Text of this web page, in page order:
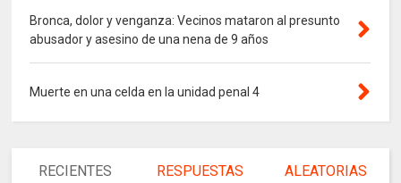
Bronca, dolor y venganza: Vecinos mataron al presunto
abusador y asesino de una nena de 9 años
Muerte en una celda en la unidad penal 4
RECIENTES RESPUESTAS ALEATORIAS